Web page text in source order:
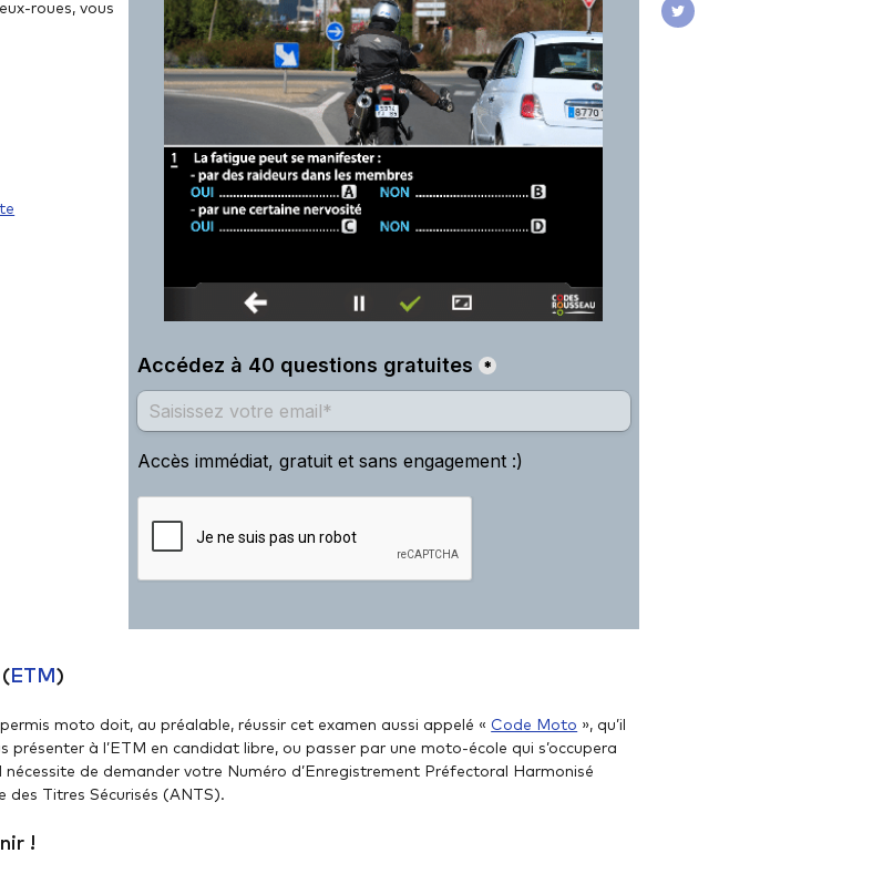
roues, vous
( ETM)
moto doit, au préalable, réussir cet examen aussi appelé « Code Moto », qu’il
présenter à l’ETM en candidat libre, ou passer par une moto-école qui s’occupera
de demander votre Numéro d’Enregistrement Préfectoral Harmonisé
des Titres Sécurisés (ANTS).
!